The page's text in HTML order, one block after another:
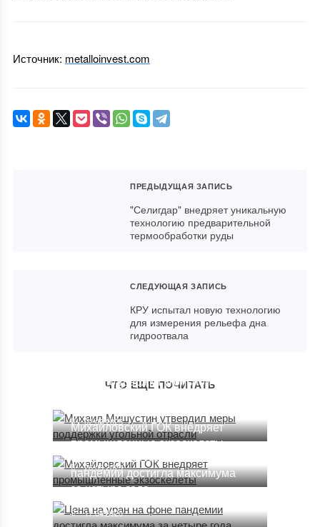
Источник: metalloinvest.com
ПРЕДЫДУЩАЯ ЗАПИСЬ
"Селигдар" внедряет уникальную
технологию предварительной
термообработки руды
СЛЕДУЮЩАЯ ЗАПИСЬ
КРУ испытал новую технологию
для измерения рельефа дна
гидроотвала
ЧТО ЕЩЕ ПОЧИТАТЬ
меры поддержки угольной
02.07.2025
Михайловский ГОК внедряет
промышленные экзоскелеты
26.03.2025
Цена на уран на фоне
пандемии достигла максимума
за четыре года
17.04.2020